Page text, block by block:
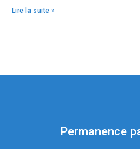
Lire la suite »
Permanence